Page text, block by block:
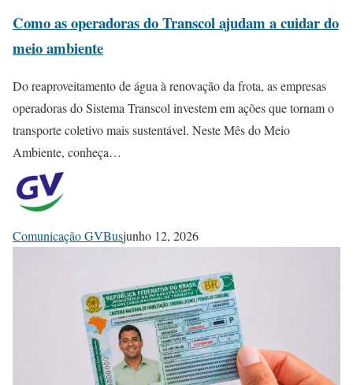
Como as operadoras do Transcol ajudam a cuidar do
meio ambiente
Do reaproveitamento de água à renovação da frota, as empresas
operadoras do Sistema Transcol investem em ações que tornam o
transporte coletivo mais sustentável. Neste Mês do Meio
Ambiente, conheça…
Comunicação GVBusjunho 12, 2026